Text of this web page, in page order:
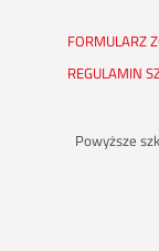
FORMULARZ
REGULAMIN
Powyższe